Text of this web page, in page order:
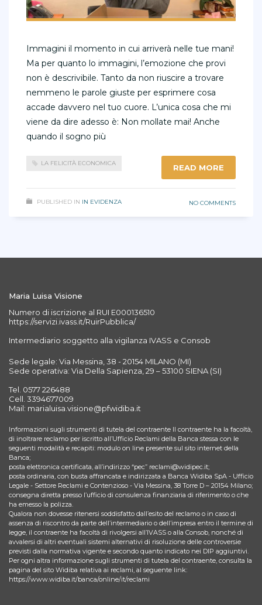
Immagini il momento in cui arriverà nelle tue mani!
Ma per quanto lo immagini, l’emozione che provi
non è descrivibile. Tanto da non riuscire a trovare
nemmeno le parole giuste per esprimere cosa
accade davvero nel tuo cuore. L’unica cosa che mi
viene da dire adesso è: Non mollate mai! Anche
quando il sogno più
LA FELICITÀ ECONOMICA READ MORE
PUBLISHED IN IN EVIDENZA NO COMMENTS
Maria Luisa Visione
Numero di iscrizione al RUI E000136510
https://servizi.ivass.it/RuirPubblica/
Intermediario soggetto alla vigilanza IVASS e Consob
Sede legale: Via Messina, 38 - 20154 MILANO (MI)
Sede operativa: Via Della Sapienza, 29 – 53100 SIENA (SI)
Tel. 0577 226488
Cell. 3394677009
Mail: marialuisa.visione@pfwidiba.it
Informazioni sugli strumenti di tutela del contraente Il contraente ha la facoltà,
di inoltrare reclamo per iscritto all’Ufficio Reclami della Banca stessa con le
seguenti modalità e recapiti: modulo on line presente sul sito internet della
Banca;
posta elettronica certificata, all’indirizzo “pec” reclami@widipec.it;
posta ordinaria, con busta affrancata e indirizzata a Banca Widiba SpA - Ufficio
Legale - Settore Reclami e Contenzioso - Via Messina, 38 Torre D – 20154 Milano;
consegna diretta presso l’ufficio di consulenza finanziaria di riferimento o che
ha emesso la polizza.
Qualora non dovesse ritenersi soddisfatto dall’esito del reclamo o in caso di
assenza di riscontro da parte dell’intermediario o dell’impresa entro il termine di
legge, il contraente ha facoltà di rivolgersi all’IVASS o alla Consob, nonché di
avvalersi di altri eventuali sistemi alternativi di risoluzione delle controversie
previsti dalla normativa vigente e secondo quanto indicato nei DIP aggiuntivi.
Per ogni altra informazione sugli strumenti di tutela del contraente, consulta la
pagina del sito Widiba relativa ai reclami, al seguente link:
https://www.widiba.it/banca/online/it/reclami